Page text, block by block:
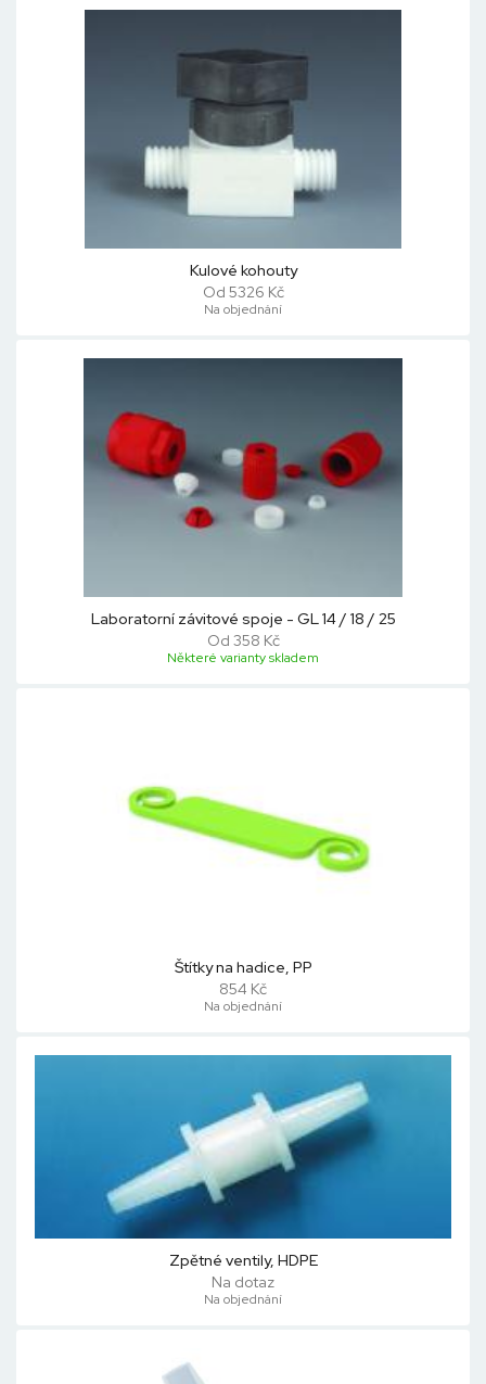
Kulové kohouty
Od 5326 Kč
Na objednání
Laboratorní závitové spoje - GL 14 / 18 / 25
Od 358 Kč
Některé varianty skladem
Štítky na hadice, PP
854 Kč
Na objednání
Zpětné ventily, HDPE
Na dotaz
Na objednání